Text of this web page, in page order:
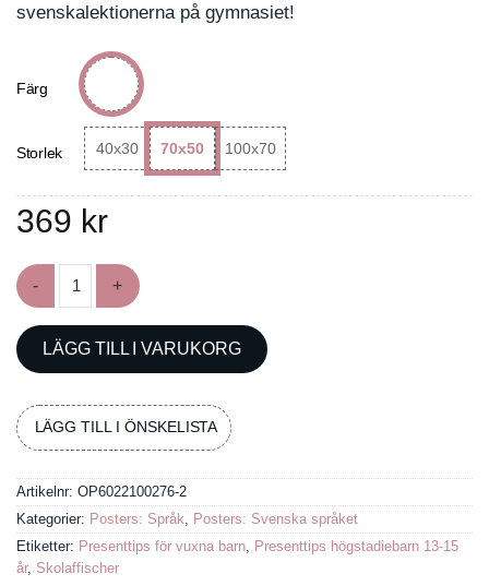
svenskalektionerna på gymnasiet!
Färg
Storlek 40x30 70x50 100x70
369 kr
LÄGG TILL I VARUKORG
LÄGG TILL I ÖNSKELISTA
Artikelnr: OP6022100276-2
Kategorier: Posters: Språk
Posters: Svenska språket
Etiketter: Presenttips för vuxna barn Presenttips högstadiebarn 13-15
år, Skolaffischer